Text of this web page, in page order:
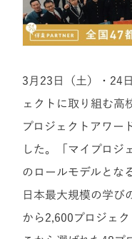
3月23日（土）・24
ェクトに取り組む高
プロジェクトアワー
した。「マイプロジ
のロールモデルとな
日本最大規模の学び
から2,600プロジェ